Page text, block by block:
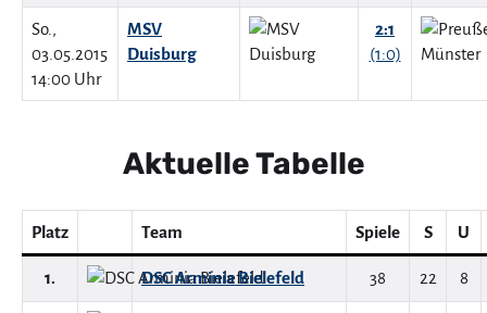
So.,
03.05.2015
14:00 Uhr
MSV
Duisburg
2:1
(1:0)
Aktuelle Tabelle
Platz Team Spiele S U
1. DSC Arminia Bielefeld 38 22 8